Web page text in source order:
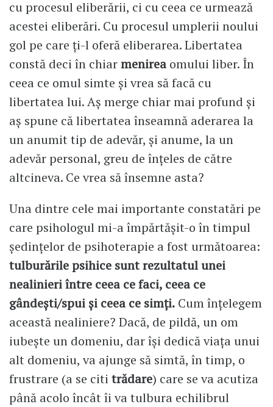
cu procesul eliberării, ci cu ceea ce urmează
acestei eliberări. Cu procesul umplerii noului
gol pe care ți-l oferă eliberarea. Libertatea
constă deci în chiarmenirea omului liber. În
ceea ce omul simte și vrea să facă cu
libertatea lui. Aș merge chiar mai profund și
aș spune că libertatea înseamnă aderarea la
un anumit tip de adevăr, și anume, la un
adevăr personal, greu de înțeles de către
altcineva. Ce vrea să însemne asta?
Una dintre cele mai importante constatări pe
care psihologul mi-a împărtășit-o în timpul
ședințelor de psihoterapie a fost următoarea:
tulburările psihice sunt rezultatul unei
nealinieri între ceea ce faci, ceea ce
gândești/spui și ceea ce simți. Cum înțelegem
această nealiniere? Dacă, de pildă, un om
iubește un domeniu, dar își dedică viața unui
alt domeniu, va ajunge să simtă, în timp, o
frustrare (a se citi trădare) care se va acutiza
până acolo încât îi va tulbura echilibrul